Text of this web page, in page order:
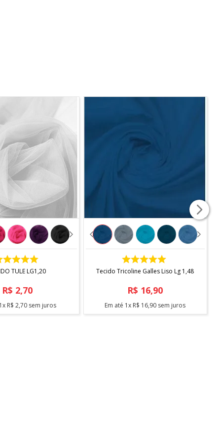
elegante e personalizado.
acima de 15 metros, pode ocorrer fracionamento do
COMPRAR
TULE LG1,20
R$ 2,70
1x R$ 2,70sem juros
COMPRAR
Tecido Tricoline Galles Liso Lg 1,48
R$ 16,90
Em até 1x R$ 16,90 sem juros